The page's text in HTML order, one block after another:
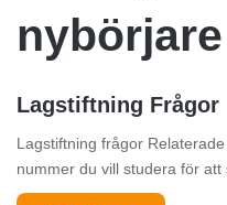
nybörjare
Lagstiftning Frågor
Lagstiftning frågor
nummer du vill studera för att